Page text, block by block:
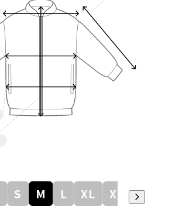
S M L XL XXL